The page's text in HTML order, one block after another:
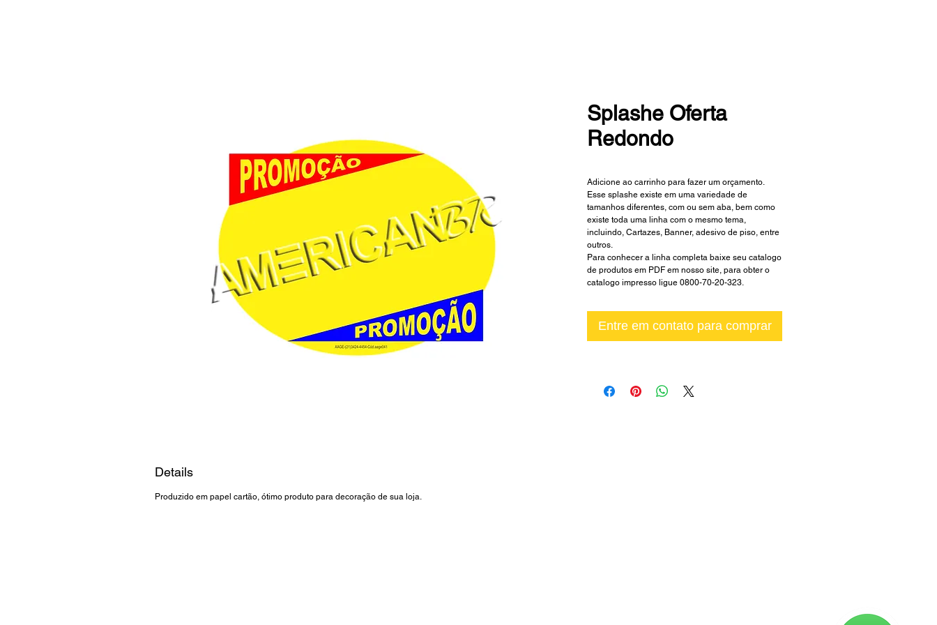
Splashe Oferta
Redondo
Adicione ao carrinho para fazer um orçamento.
Esse splashe existe em uma variedade de
tamanhos diferentes, com ou sem aba, bem como
existe toda uma linha com o mesmo tema,
incluindo, Cartazes, Banner, adesivo de piso, entre
outros.
Para conhecer a linha completa baixe seu catalogo
de produtos em PDF em nosso site, para obter o
catalogo impresso ligue 0800-70-20-323.
Entre em contato para comprar
Details
Produzido em papel cartão, ótimo produto para decoração de sua loja.